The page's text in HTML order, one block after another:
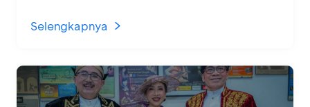
Selengkapnya